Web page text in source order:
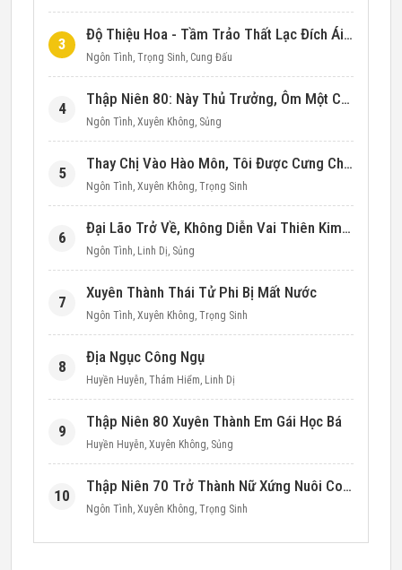
3
Độ Thiệu Hoa - Tầm Trảo Thất Lạc Đích Ái Tình
Ngôn Tình, Trọng Sinh, Cung Đấu
4
Thập Niên 80: Này Thủ Trưởng, Ôm Một Cái Đi!
Ngôn Tình, Xuyên Không, Sủng
5
Thay Chị Vào Hào Môn, Tôi Được Cưng Chiều Hết Mực (Thập Niên 90)
Ngôn Tình, Xuyên Không, Trọng Sinh
6
Đại Lão Trở Về, Không Diễn Vai Thiên Kim Giả Nữa
Ngôn Tình, Linh Dị, Sủng
7
Xuyên Thành Thái Tử Phi Bị Mất Nước
Ngôn Tình, Xuyên Không, Trọng Sinh
8
Địa Ngục Công Ngụ
Huyền Huyễn, Thám Hiểm, Linh Dị
9
Thập Niên 80 Xuyên Thành Em Gái Học Bá
Huyền Huyễn, Xuyên Không, Sủng
10
Thập Niên 70 Trở Thành Nữ Xứng Nuôi Con Làm Giàu
Ngôn Tình, Xuyên Không, Trọng Sinh